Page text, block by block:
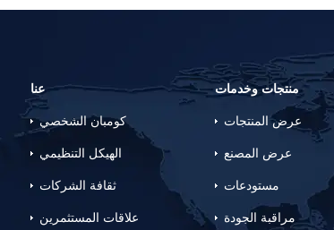
عنا
كومبان الشخصي
الهيكل التنظيمي
ثقافة الشركات
علاقات المستثمرين
منتجات وخدمات
عرض المنتجات
عرض المصنع
مستودعات
مراقبة الجودة